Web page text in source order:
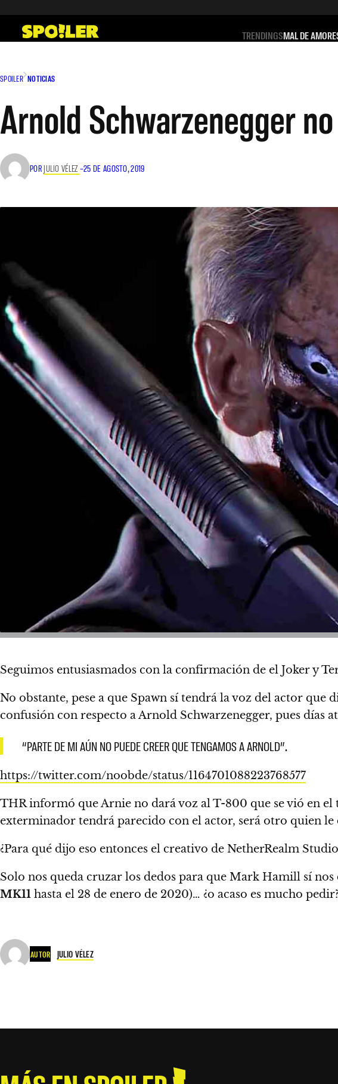
contenido
TRENDINGSMAL DE
SPOILER NOTICIAS
Arnold Schwarzenegger
POR JULIO VÉLEZ –25 DE AGOSTO, 2019
Seguimos entusiasmados con la confirmación de el Joker y
No obstante, pese a que Spawn sí tendrá la voz del actor que
confusión con respecto a Arnold Schwarzenegger, pues días
“PARTE DE MI AÚN NO PUEDE CREER QUE TENGAMOS A ARNOLD”.
https://twitter.com/noobde/status/1164701088223768577
THR informó queArnie no dará voz al T-800 que se vió en
exterminador tendrá parecido con el actor, será otro quien le
¿Para qué dijo eso entonces el creativo de NetherRealm
Solo nos queda cruzar los dedos para que Mark Hamill sí nos
MK11 hasta el 28 de enero de 2020)… ¿o acaso es mucho pedir?
AUTOR JULIO VÉLEZ